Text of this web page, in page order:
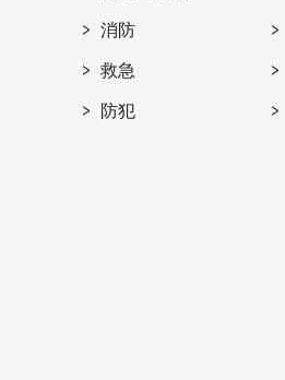
消防
救急
防犯